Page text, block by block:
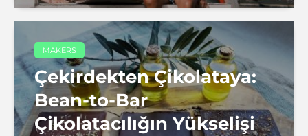
MAKERS
Çekirdekten Çikolataya:
Bean-to-Bar
Çikolatacılığın Yükselişi